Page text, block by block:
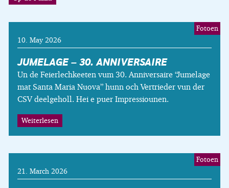
JUMELAGE – 30. ANNIVERSAIRE
Un de Feierlechkeeten vum 30. Anniversaire “Jumelage
mat Santa Maria Nuova” hunn och Vertrieder vun der
CSV deelgeholl. Hei e puer Impressiounen.
Weiterlesen
10. May 2026
Fotoen
21. March 2026
Fotoen